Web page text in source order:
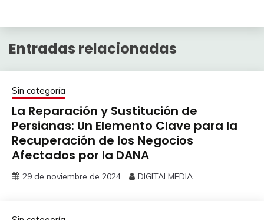
Entradas relacionadas
Sin categoría
La Reparación y Sustitución de
Persianas: Un Elemento Clave para la
Recuperación de los Negocios
Afectados por la DANA
29 de noviembre de 2024 DIGITALMEDIA